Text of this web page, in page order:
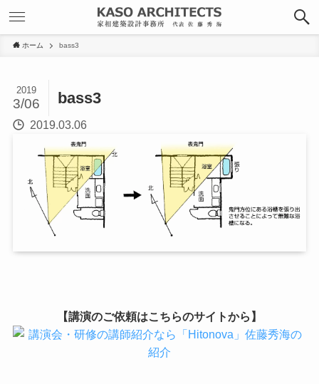
ホーム bass3
bass3
2019
3/06
2019.03.06
【講演のご依頼はこちらのサイトから】